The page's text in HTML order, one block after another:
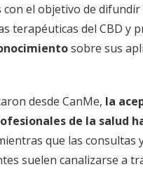
con el objetivo de difundir
terapéuticas del CBD y
sobre sus
desde CanMe, la
de la salud
que las consultas
suelen canalizarse a